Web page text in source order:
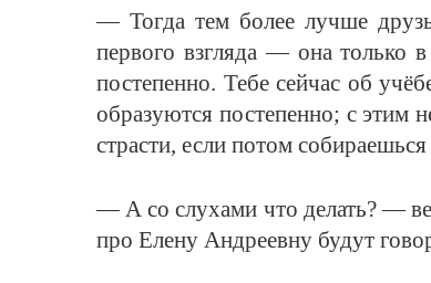
— Тогда тем более лучше
первого взгляда — она только
постепенно. Тебе сейчас об
образуются постепенно; с этим
страсти, если потом
— А со слухами что делать? —
про Елену Андреевну будут